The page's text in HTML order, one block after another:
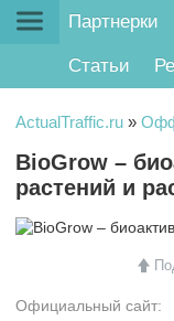
Партнерки
Статьи
ActualTraffic.ru »
BioGrow –
растений и
Официальный сайт: